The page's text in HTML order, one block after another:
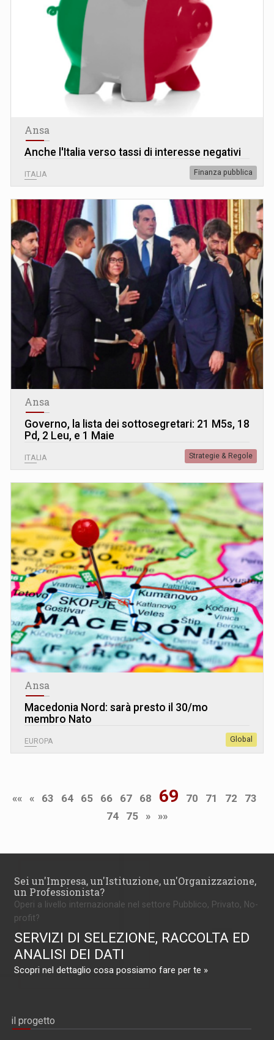
Ansa
Anche l'Italia verso tassi di interesse negativi
ITALIA Finanza pubblica
Ansa
Governo, la lista dei sottosegretari: 21 M5s, 18
Pd, 2 Leu, e 1 Maie
ITALIA Strategie & Regole
Ansa
Macedonia Nord: sarà presto il 30/mo
membro Nato
EUROPA Global
«« « 63 64 65 66 67 68 69 70 71 72
73
74
75 » »»
Sei un'Impresa, un'Istituzione, un'Organizzazione,
un Professionista?
Operi a livello internazionale nel settore Pubblico, Privato, No-
profit?
SERVIZI DI SELEZIONE, RACCOLTA ED
ANALISI DEI DATI
Scopri nel dettaglio cosa possiamo fare per te »
il progetto